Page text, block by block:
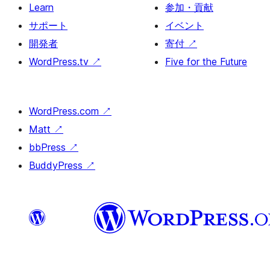
Learn
サポート
開発者
WordPress.tv ↗
参加・貢献
イベント
寄付 ↗
Five for the Future
WordPress.com ↗
Matt ↗
bbPress ↗
BuddyPress ↗